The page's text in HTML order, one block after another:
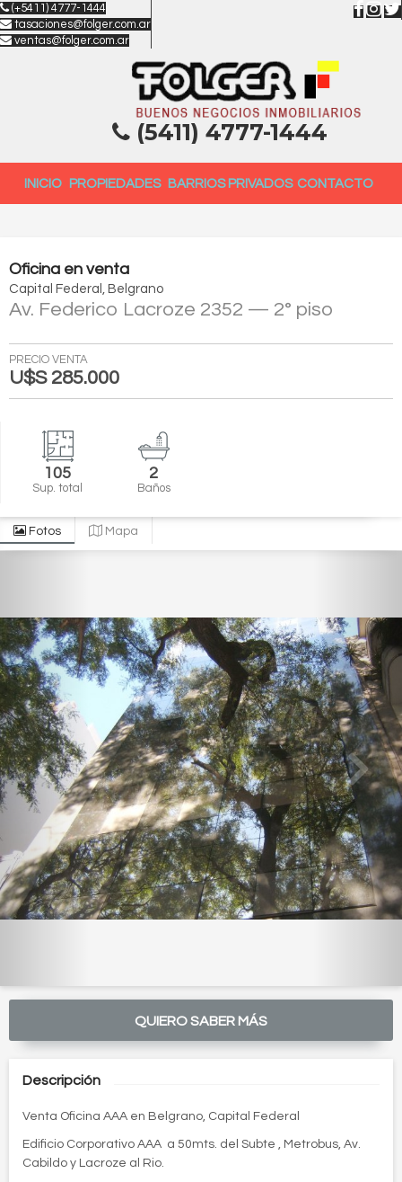
(+5411) 4777-1444
tasaciones@folger.com.ar
ventas@folger.com.ar
(5411) 4777-1444
INICIO PROPIEDADES BARRIOS PRIVADOS CONTACTO
Oficina en venta
Capital Federal Belgrano
Av. Federico Lacroze 2352 — 2° piso
PRECIO VENTA
U$S 285.000
105
Sup. total
2
Baños
Fotos Mapa
QUIERO SABER MÁS
Descripción
Venta Oficina AAA en Belgrano, Capital Federal
Edificio Corporativo AAA a 50mts. del Subte , Metrobus, Av.
Cabildo y Lacroze al Rio.